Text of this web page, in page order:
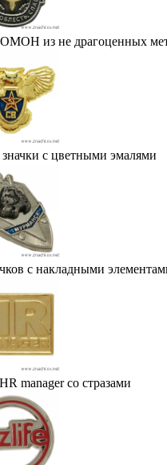
ОМОН из не драгоценных
с цветными эмалями
с накладными
manager со стразами